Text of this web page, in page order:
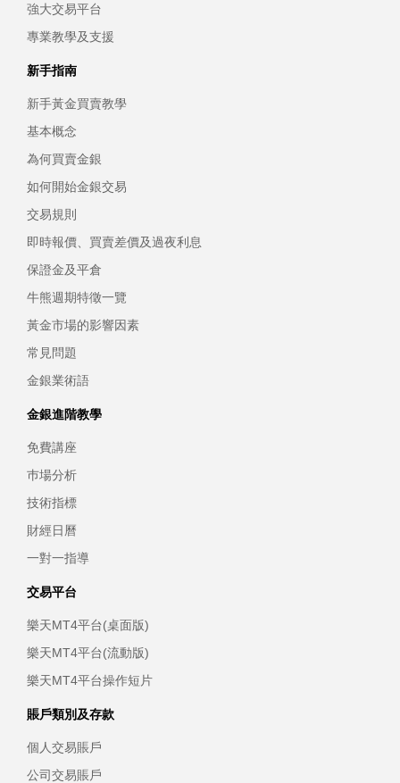
強大交易平台
專業教學及支援
新手指南
新手黃金買賣教學
基本概念
為何買賣金銀
如何開始金銀交易
交易規則
即時報價、買賣差價及過夜利息
保證金及平倉
牛熊週期特徵一覽
黃金市場的影響因素
常見問題
金銀業術語
金銀進階教學
免費講座
巿場分析
技術指標
財經日曆
一對一指導
交易平台
樂天MT4平台(桌面版)
樂天MT4平台(流動版)
樂天MT4平台操作短片
賬戶類別及存款
個人交易賬戶
公司交易賬戶